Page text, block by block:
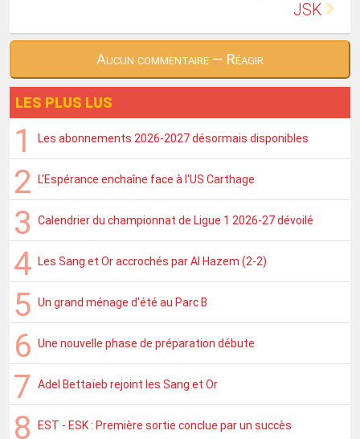
JSK
Aucun commentaire — Réagir
LES PLUS LUS
Les abonnements 2026-2027 désormais disponibles
L'Espérance enchaîne face à l'US Carthage
Calendrier du championnat de Ligue 1 2026-27 dévoilé
Les Sang et Or accrochés par Al Hazem (2-2)
Un grand ménage d'été au Parc B
Une nouvelle phase de préparation débute
Adel Bettaïeb rejoint les Sang et Or
EST - ESK : Première sortie conclue par un succès